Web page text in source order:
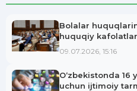
Bolalar
huquqiy
09.07.2026, 15:16
O‘zbekistonda 16
uchun ijtimoiy